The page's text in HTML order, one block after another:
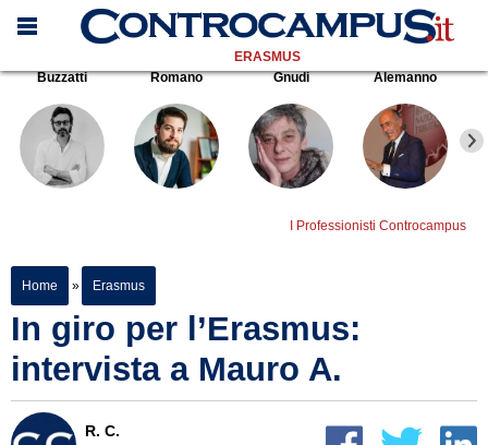
ERASMUS
Buzzatti
Romano Gnudi Alemanno
I Professionisti Controcampus
Home » Erasmus
In giro per l’Erasmus:
intervista a Mauro A.
R. C.